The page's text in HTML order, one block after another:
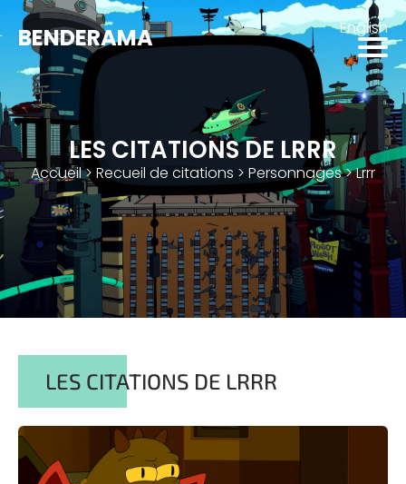
LES CITATIONS DE LRRR
Accueil> Recueil de citations > Personnages>Lrrr
BENDERAMA English
LES CITATIONS DE LRRR